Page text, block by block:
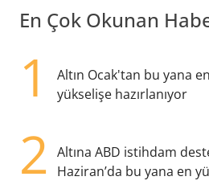
En Çok Okunan
1
Altın Ocak'tan bu yana
yükselişe hazırlanıyor
2
Altına ABD istihdam
Haziran’da bu yana en